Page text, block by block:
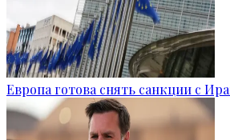
Европа готова снять санкции с